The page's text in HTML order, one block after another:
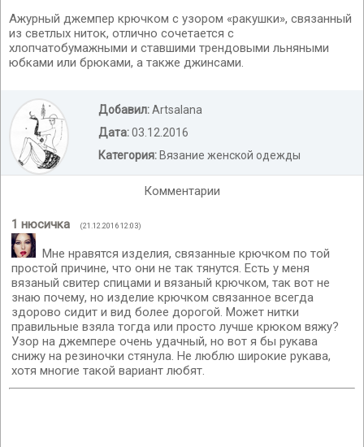
Ажурный джемпер крючком с узором «ракушки», связанный
из светлых ниток, отлично сочетается с
хлопчатобумажными и ставшими трендовыми льняными
юбками или брюками, а также джинсами.
Добавил:Artsalana
Дата:03.12.2016
Категория: Вязание женской одежды
Комментарии
1 нюсичка (21.12.2016 12:03)
Мне нравятся изделия, связанные крючком по той
простой причине, что они не так тянутся. Есть у меня
вязаный свитер спицами и вязаный крючком, так вот не
знаю почему, но изделие крючком связанное всегда
здорово сидит и вид более дорогой. Может нитки
правильные взяла тогда или просто лучше крюком вяжу?
Узор на джемпере очень удачный, но вот я бы рукава
снижу на резиночки стянула. Не люблю широкие рукава,
хотя многие такой вариант любят.